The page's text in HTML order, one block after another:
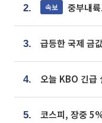
2. 속보 중부내
3. 급등한 국제 금
4. 오늘 KBO 긴급
5.